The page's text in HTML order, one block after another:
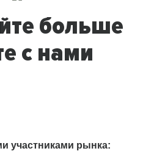
больше
с нами
участниками рынка: